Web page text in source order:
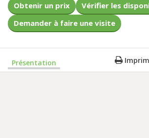
Obtenir un prix
Vérifier les
Demander à faire une visite
Présentation